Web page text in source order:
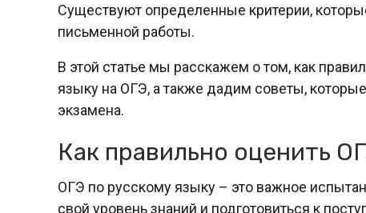
Существуют определенные критерии,
письменной работы.
В этой статье мы расскажем о том, как
языку на ОГЭ, а также дадим советы,
экзамена.
Как правильно оценить
ОГЭ по русскому языку – это важное
свой уровень знаний и подготовиться к